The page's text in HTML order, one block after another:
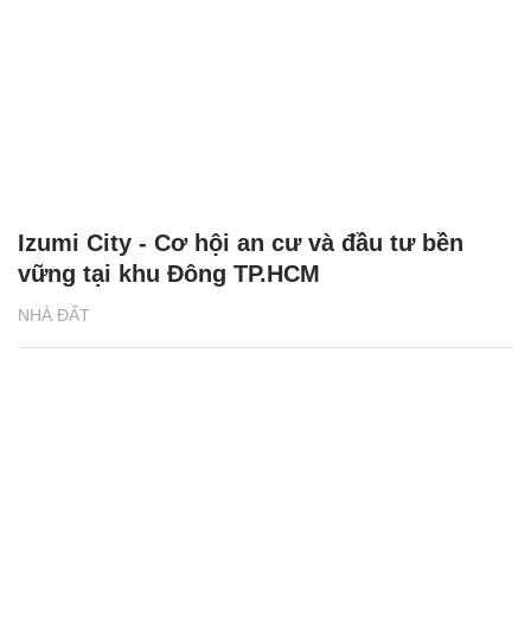
NHÀ ĐẤT
Izumi City - Cơ hội an cư và đầu tư bền
vững tại khu Đông TP.HCM